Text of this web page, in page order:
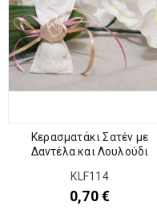
Κερασματάκι Σατέν με
Δαντέλα και Λουλούδι
KLF114
0,70€